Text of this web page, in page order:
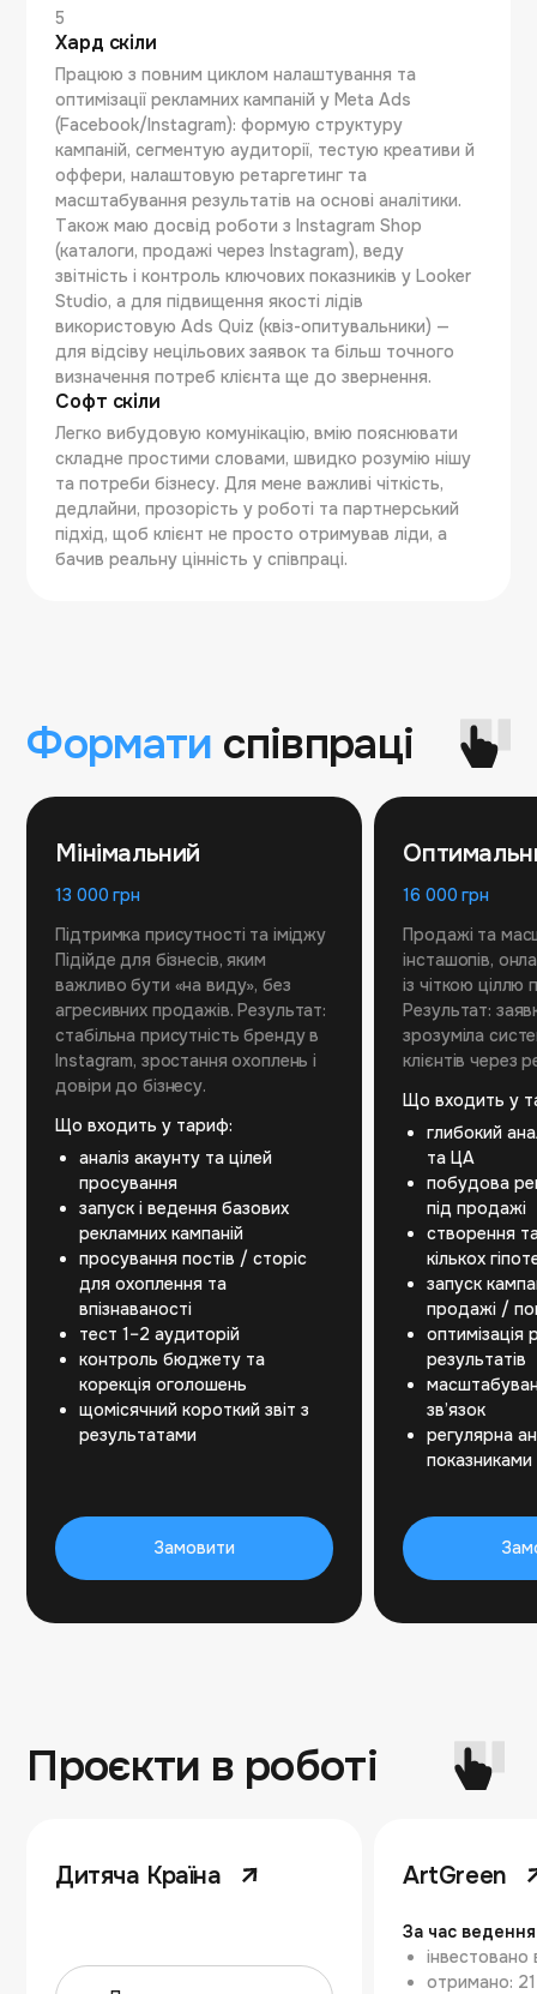
5
Хард скіли
Працюю з повним циклом налаштування та
оптимізації рекламних кампаній у Meta Ads
(Facebook/Instagram): формую структуру
кампаній, сегментую аудиторії, тестую креативи й
оффери, налаштовую ретаргетинг та
масштабування результатів на основі аналітики.
Також маю досвід роботи з Instagram Shop
(каталоги, продажі через Instagram), веду
звітність і контроль ключових показників у Looker
Studio, а для підвищення якості лідів
використовую Ads Quiz (квіз-опитувальники) —
для відсіву нецільових заявок та більш точного
визначення потреб клієнта ще до звернення.
Софт скіли
Легко вибудовую комунікацію, вмію пояснювати
складне простими словами, швидко розумію нішу
та потреби бізнесу. Для мене важливі чіткість,
дедлайни, прозорість у роботі та партнерський
підхід, щоб клієнт не просто отримував ліди, а
бачив реальну цінність у співпраці.
Формати співпраці
Мінімальний
13 000 грн
Підтримка присутності та іміджу
Підійде для бізнесів, яким
важливо бути «на виду», без
агресивних продажів. Результат:
стабільна присутність бренду в
Instagram, зростання охоплень і
довіри до бізнесу.
Що входить у тариф:
аналіз акаунту та цілей
просування
запуск і ведення базових
рекламних кампаній
просування постів / сторіс
для охоплення та
впізнаваності
тест 1–2 аудиторій
контроль бюджету та
корекція оголошень
щомісячний короткий звіт з
результатами
Замовити
16 000 грн
Продажі та
інсташопів,
із чіткою ціллю
Результат:
зрозуміла
клієнтів через
Що входить у
глибокий
та ЦА
побудова
під продажі
створення
кількох
запуск
продажі /
оптимізація
результатів
зв’язок
регулярна
Проєкти в роботі
Дитяча Країна ArtGreen
За час
отримано: